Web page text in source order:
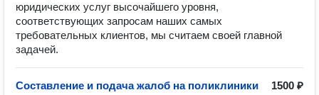
юридических услуг высочайшего уровня,
соответствующих запросам наших самых
требовательных клиентов, мы считаем своей главной
задачей.
Составление и подача жалоб на поликлиники 1500 ₽